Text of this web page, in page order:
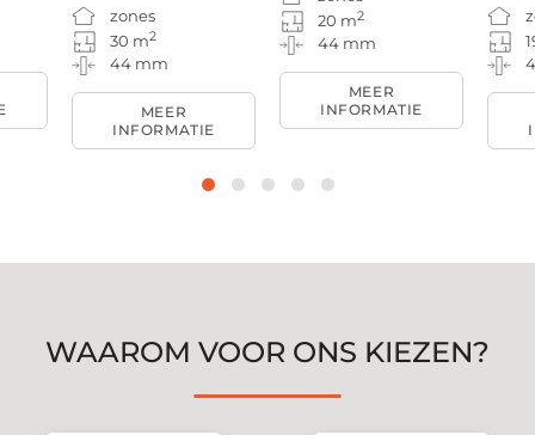
zones
30 m2
44 mm
MEER
INFORMATIE
20 m2
44 mm
MEER
INFORMATIE
WAAROM VOOR ONS KIEZEN?